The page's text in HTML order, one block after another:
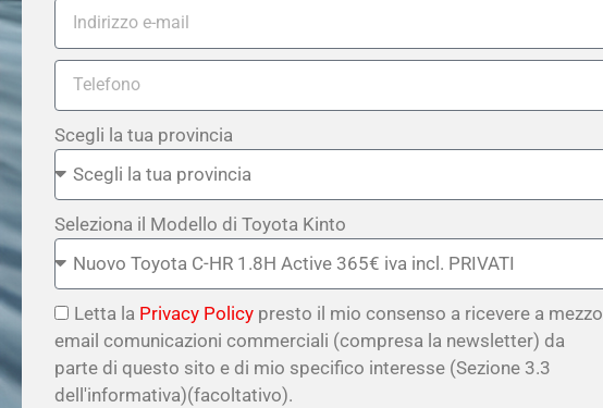
Scegli la tua provincia
Seleziona il Modello di Toyota Kinto
Letta la Privacy Policy presto il mio consenso a ricevere a mezzo
email comunicazioni commerciali (compresa la newsletter) da
parte di questo sito e di mio specifico interesse (Sezione 3.3
dell'informativa)(facoltativo).